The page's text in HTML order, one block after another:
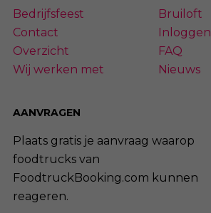
Bedrijfsfeest
Bruiloft
Contact
Inloggen
Overzicht
FAQ
Wij werken met
Nieuws
AANVRAGEN
Plaats gratis je aanvraag waarop
foodtrucks van
FoodtruckBooking.com kunnen
reageren.